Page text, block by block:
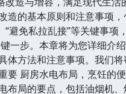
造的基本原则和注意事项
避免私拉乱接”等关键事
一步。本章将为您详细介
体方法和注意事项。我们
要 厨房水电布局，烹饪的
布局的要点，包括油烟机